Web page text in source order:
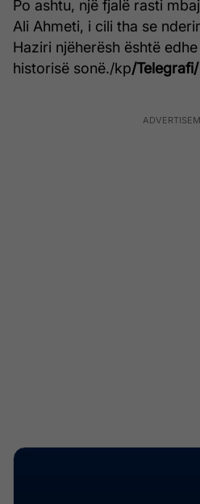
Po ashtu, një fjalë rasti
Ali Ahmeti, i cili tha se
Haziri njëherësh është
historisë sonë./kp/Telegrafi/